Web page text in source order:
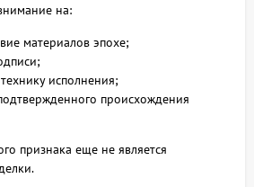
на:
материалов эпохе;
исполнения;
происхождения
признака еще не является